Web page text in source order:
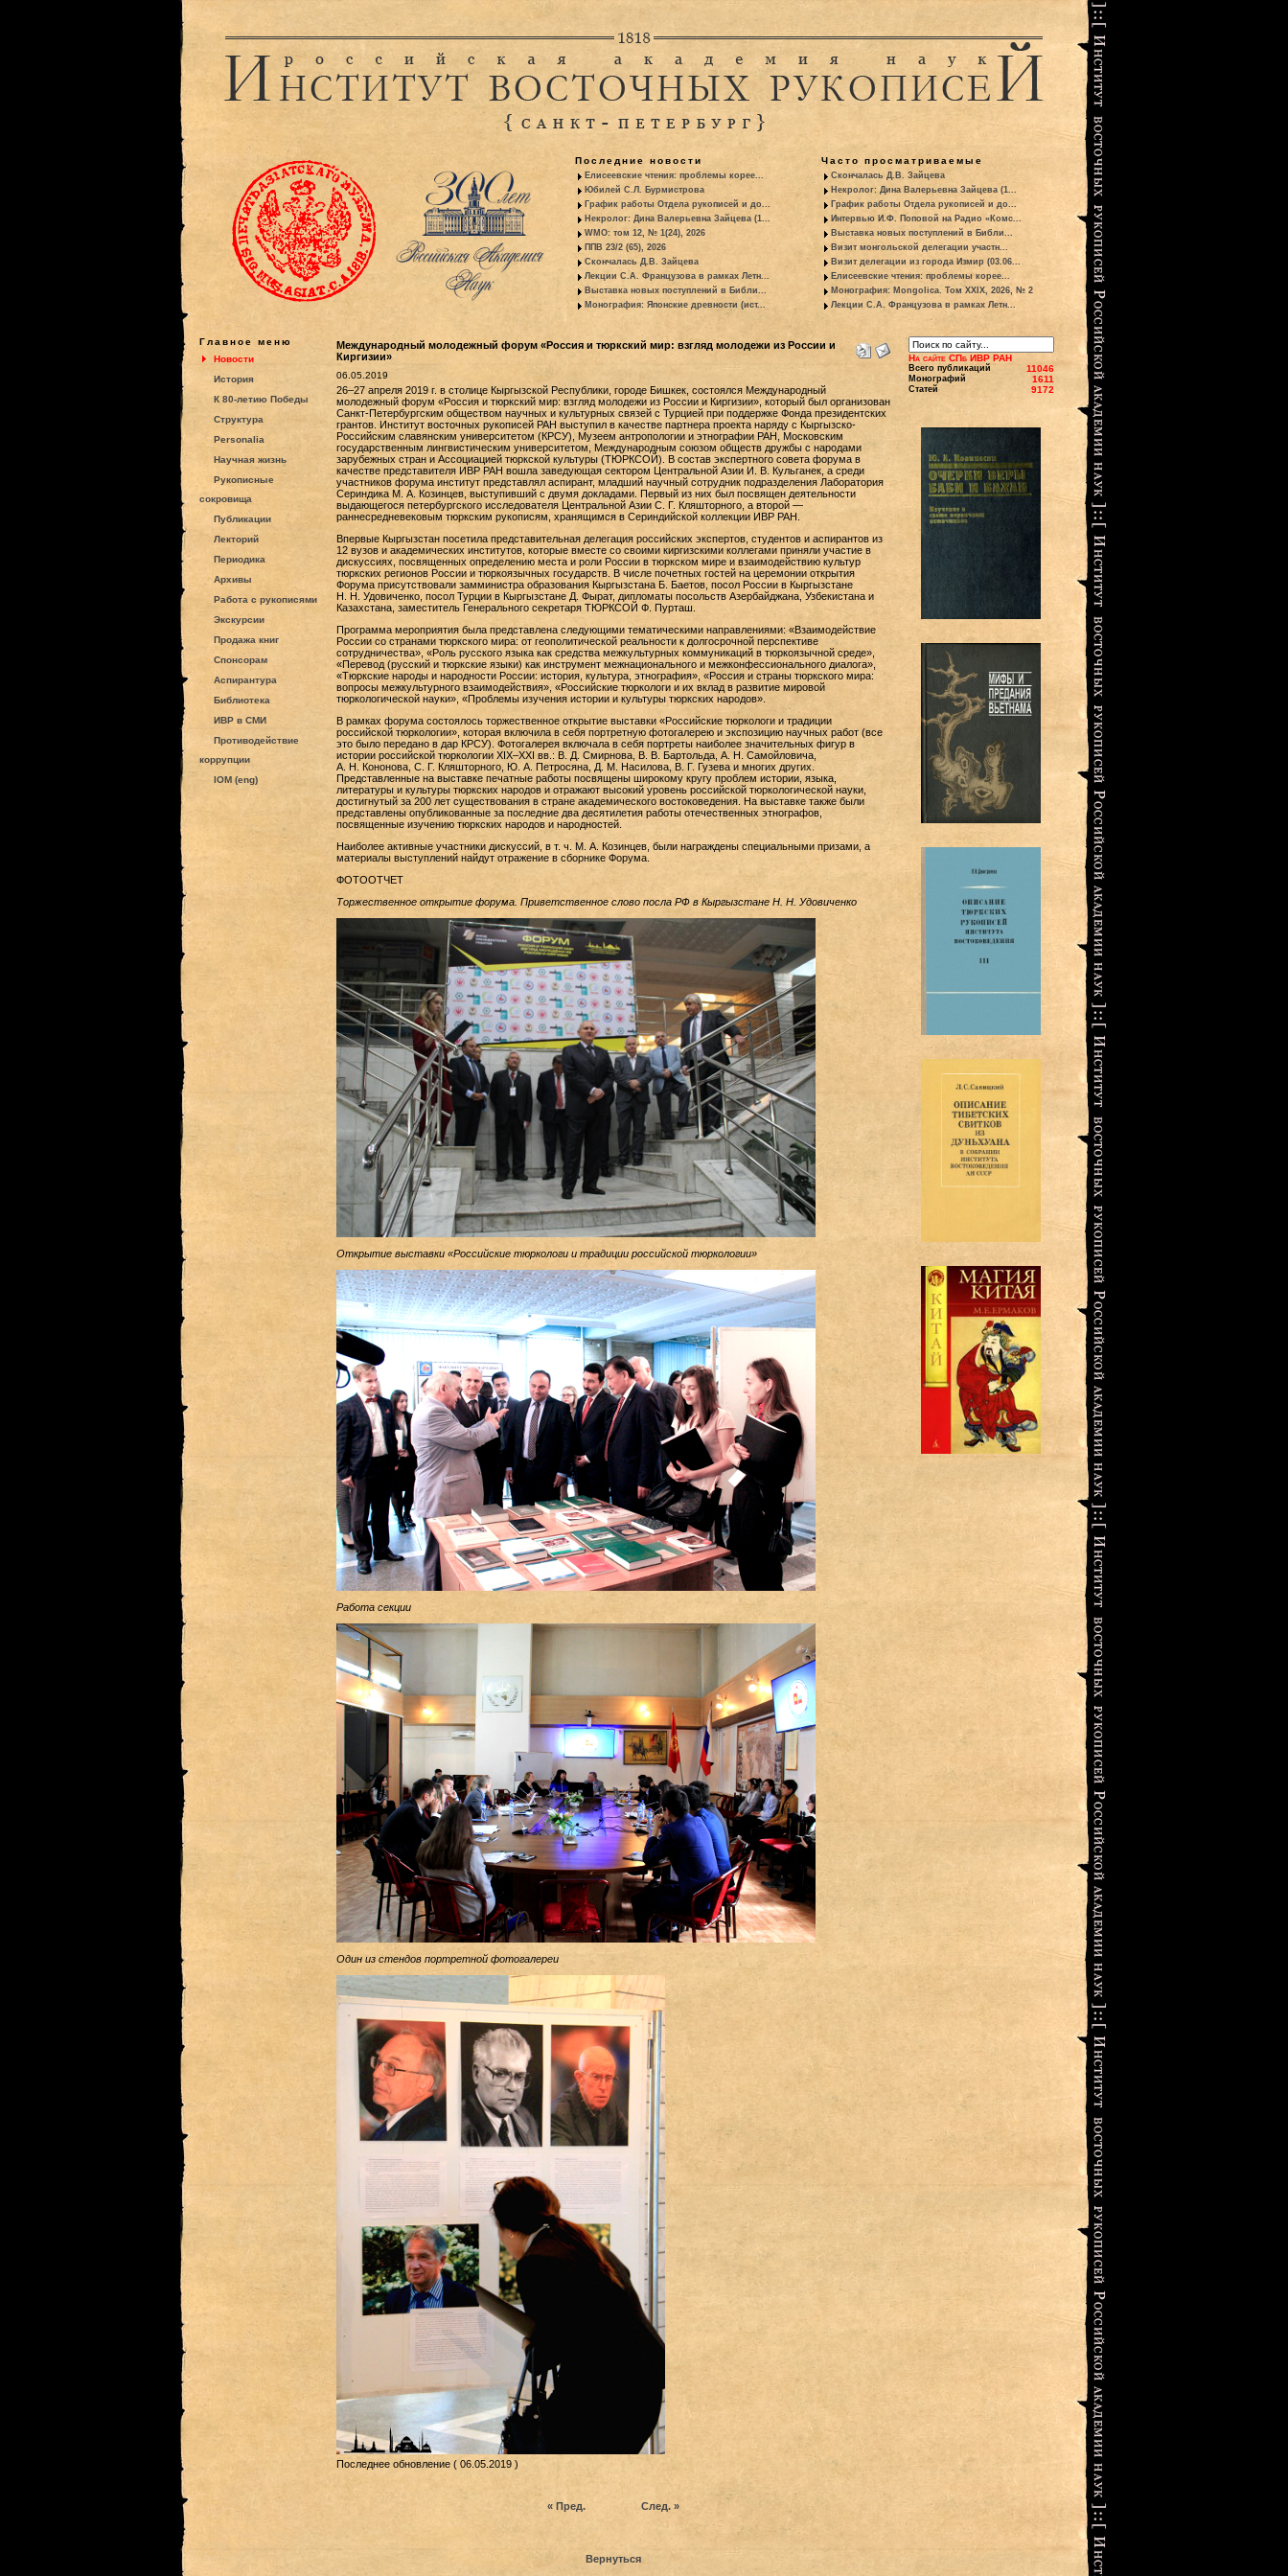
Последние новости
Елисеевские чтения: проблемы корее...
Юбилей С.Л. Бурмистрова
График работы Отдела рукописей и до...
Некролог: Дина Валерьевна Зайцева (1...
WMO: том 12, № 1(24), 2026
ППВ 23/2 (65), 2026
Скончалась Д.В. Зайцева
Лекции С.А. Французова в рамках Летн...
Выставка новых поступлений в Библи...
Монография: Японские древности (ист...
Часто просматриваемые
Скончалась Д.В. Зайцева
Некролог: Дина Валерьевна Зайцева (1...
График работы Отдела рукописей и до...
Интервью И.Ф. Поповой на Радио «Комс...
Выставка новых поступлений в Библи...
Визит монгольской делегации участн...
Визит делегации из города Измир (03.06...
Елисеевские чтения: проблемы корее...
Монография: Mongolica. Том XXIX, 2026, № 2
Лекции С.А. Французова в рамках Летн...
Главное меню
Новости
История
К 80-летию Победы
Структура
Personalia
Научная жизнь
Рукописные
сокровища
Публикации
Лекторий
Периодика
Архивы
Работа с рукописями
Экскурсии
Продажа книг
Спонсорам
Аспирантура
Библиотека
ИВР в СМИ
Противодействие
коррупции
IOM (eng)
Международный молодежный форум «Россия и тюркский мир: взгляд молодежи из России и
Киргизии»
06.05.2019
26–27 апреля 2019 г. в столице Кыргызской Республики, городе Бишкек, состоялся Международный
молодежный форум «Россия и тюркский мир: взгляд молодежи из России и Киргизии», который был организован
Санкт-Петербургским обществом научных и культурных связей с Турцией при поддержке Фонда президентских
грантов. Институт восточных рукописей РАН выступил в качестве партнера проекта наряду с Кыргызско-
Российским славянским университетом (КРСУ), Музеем антропологии и этнографии РАН, Московским
государственным лингвистическим университетом, Международным союзом обществ дружбы с народами
зарубежных стран и Ассоциацией тюркской культуры (ТЮРКСОЙ). В состав экспертного совета форума в
качестве представителя ИВР РАН вошла заведующая сектором Центральной Азии И. В. Кульганек, а среди
участников форума институт представлял аспирант, младший научный сотрудник подразделения Лаборатория
Сериндика М. А. Козинцев, выступивший с двумя докладами. Первый из них был посвящен деятельности
выдающегося петербургского исследователя Центральной Азии С. Г. Кляшторного, а второй —
раннесредневековым тюркским рукописям, хранящимся в Сериндийской коллекции ИВР РАН.
Впервые Кыргызстан посетила представительная делегация российских экспертов, студентов и аспирантов из
12 вузов и академических институтов, которые вместе со своими киргизскими коллегами приняли участие в
дискуссиях, посвященных определению места и роли России в тюркском мире и взаимодействию культур
тюркских регионов России и тюркоязычных государств. В числе почетных гостей на церемонии открытия
Форума присутствовали замминистра образования Кыргызстана Б. Баетов, посол России в Кыргызстане
Н. Н. Удовиченко, посол Турции в Кыргызстане Д. Фырат, дипломаты посольств Азербайджана, Узбекистана и
Казахстана, заместитель Генерального секретаря ТЮРКСОЙ Ф. Пурташ.
Программа мероприятия была представлена следующими тематическими направлениями: «Взаимодействие
России со странами тюркского мира: от геополитической реальности к долгосрочной перспективе
сотрудничества», «Роль русского языка как средства межкультурных коммуникаций в тюркоязычной среде»,
«Перевод (русский и тюркские языки) как инструмент межнационального и межконфессионального диалога»,
«Тюркские народы и народности России: история, культура, этнография», «Россия и страны тюркского мира:
вопросы межкультурного взаимодействия», «Российские тюркологи и их вклад в развитие мировой
тюркологической науки», «Проблемы изучения истории и культуры тюркских народов».
В рамках форума состоялось торжественное открытие выставки «Российские тюркологи и традиции
российской тюркологии», которая включила в себя портретную фотогалерею и экспозицию научных работ (все
это было передано в дар КРСУ). Фотогалерея включала в себя портреты наиболее значительных фигур в
истории российской тюркологии XIX–XXI вв.: В. Д. Смирнова, В. В. Бартольда, А. Н. Самойловича,
А. Н. Кононова, С. Г. Кляшторного, Ю. А. Петросяна, Д. М. Насилова, В. Г. Гузева и многих других.
Представленные на выставке печатные работы посвящены широкому кругу проблем истории, языка,
литературы и культуры тюркских народов и отражают высокий уровень российской тюркологической науки,
достигнутый за 200 лет существования в стране академического востоковедения. На выставке также были
представлены опубликованные за последние два десятилетия работы отечественных этнографов,
посвященные изучению тюркских народов и народностей.
Наиболее активные участники дискуссий, в т. ч. М. А. Козинцев, были награждены специальными призами, а
материалы выступлений найдут отражение в сборнике Форума.
ФОТООТЧЕТ
Торжественное открытие форума. Приветственное слово посла РФ в Кыргызстане Н. Н. Удовиченко
Открытие выставки «Российские тюркологи и традиции российской тюркологии»
Работа секции
Один из стендов портретной фотогалереи
Последнее обновление ( 06.05.2019 )
« Пред. След. »
Вернуться
На сайте СПб ИВР РАН
Всего публикаций 11046
Монографий 1611
Статей 9172